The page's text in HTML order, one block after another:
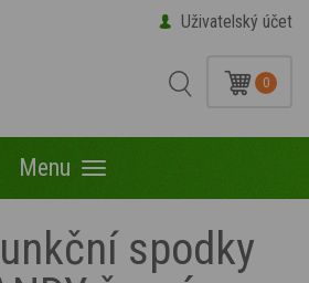
Uživatelský účet
0
Menu Menu
spodky